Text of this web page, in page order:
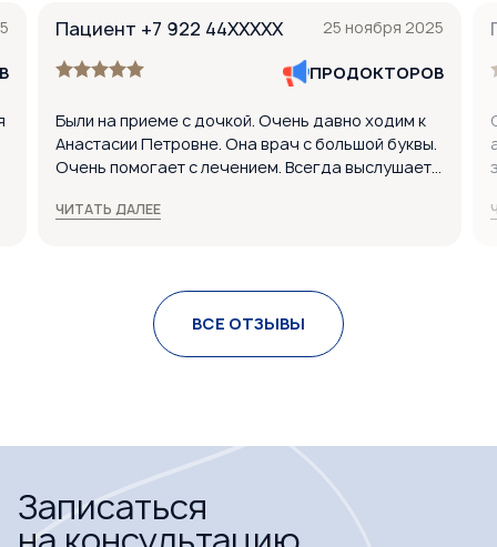
Пациент +7 922 44XXXXX 25 ноября 2025
ПРОДОКТОРОВ
Были на приеме с дочкой. Очень давно ходим к
Анастасии Петровне. Она врач с большой буквы.
Очень помогает с лечением. Всегда выслушает и
ЛОР-врача, то только Анастасию Петровну!
прошел отлично.
Понравилось:
ЧИТАТЬ ДАЛЕЕ
ВСЕ ОТЗЫВЫ
Записаться